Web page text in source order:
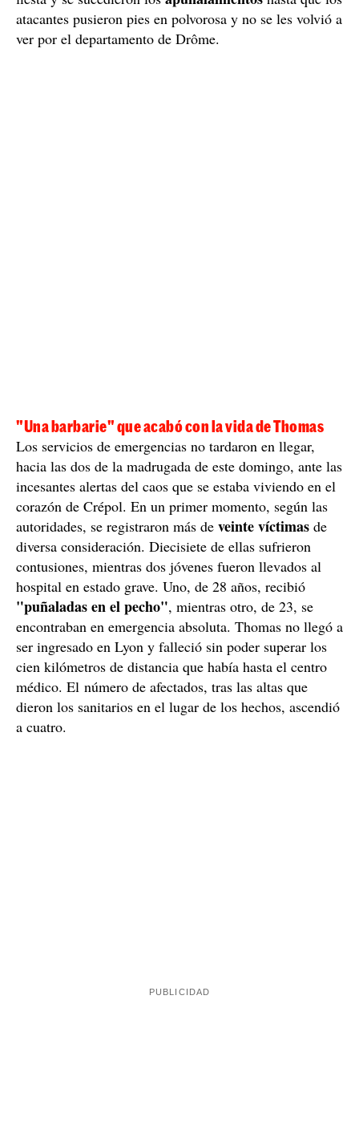
atacantes pusieron pies en polvorosa y no se les volvió a
ver por el departamento de Drôme.
"Una barbarie" que acabó con la vida de Thomas
Los servicios de emergencias no tardaron en llegar,
hacia las dos de la madrugada de este domingo, ante las
incesantes alertas del caos que se estaba viviendo en el
corazón de Crépol. En un primer momento, según las
autoridades, se registraron más de veinte víctimas de
diversa consideración. Diecisiete de ellas sufrieron
contusiones, mientras dos jóvenes fueron llevados al
hospital en estado grave. Uno, de 28 años, recibió
"puñaladas en el pecho", mientras otro, de 23, se
encontraban en emergencia absoluta. Thomas no llegó a
ser ingresado en Lyon y falleció sin poder superar los
cien kilómetros de distancia que había hasta el centro
médico. El número de afectados, tras las altas que
dieron los sanitarios en el lugar de los hechos, ascendió
a cuatro.